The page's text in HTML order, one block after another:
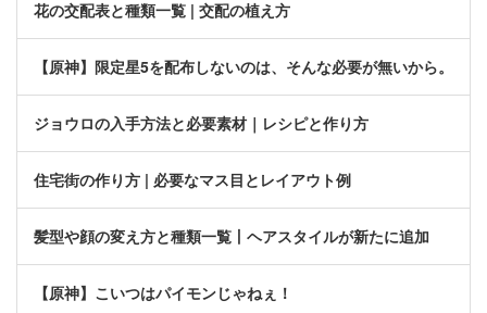
花の交配表と種類一覧 | 交配の植え方
【原神】限定星5を配布しないのは、そんな必要が無いから。
ジョウロの入手方法と必要素材｜レシピと作り方
住宅街の作り方 | 必要なマス目とレイアウト例
髪型や顔の変え方と種類一覧丨ヘアスタイルが新たに追加
【原神】こいつはパイモンじゃねぇ！